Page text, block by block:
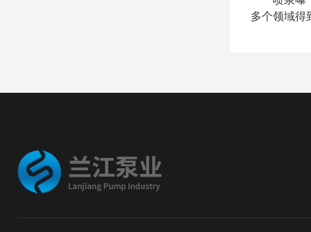
多个领域得